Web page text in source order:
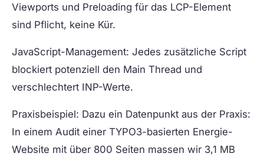
Viewports und Preloading für das LCP-Element
sind Pflicht, keine Kür.
JavaScript-Management: Jedes zusätzliche Script
blockiert potenziell den Main Thread und
verschlechtert INP-Werte.
Praxisbeispiel: Dazu ein Datenpunkt aus der Praxis:
In einem Audit einer TYPO3-basierten Energie-
Website mit über 800 Seiten massen wir 3,1 MB